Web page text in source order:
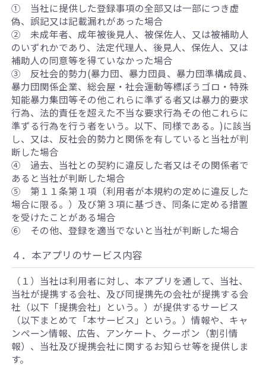
① 当社に提供した登録事項の全部又は一部につき虚
偽、誤記又は記載漏れがあった場合
② 未成年者、成年被後見人、被保佐人、又は被補助人
のいずれかであり、法定代理人、後見人、保佐人、又は
補助人の同意等を得ていなかった場合
③ 反社会的勢力(暴力団、暴力団員、暴力団準構成員、
暴力団関係企業、総会屋・社会運動等標ぼうゴロ・特殊
知能暴力集団等その他これらに準ずる者又は暴力的要求
行為、法的責任を超えた不当な要求行為その他これらに
準ずる行為を行う者をいう。以下、同様である。)に該当
し、又は、反社会的勢力と関係を有していると当社が判
断した場合
④ 過去、当社との契約に違反した者又はその関係者で
あると当社が判断した場合
⑤ 第１１条第１項（利用者が本規約の定めに違反した
場合に限る。）及び第３項に基づき、同条に定める措置
を受けたことがある場合
⑥ その他、登録を適当でないと当社が判断した場合
４．本アプリのサービス内容
（１）当社は利用者に対し、本アプリを通して、当社、
当社が提携する会社、及び同提携先の会社が提携する会
社（以下「提携会社」という。）が提供するサービス
（以下まとめて「本サービス」という。）情報や、キャ
ンペーン情報、広告、アンケート、クーポン（割引情
報）、当社及び提携会社に関するお知らせ等を提供しま
す。